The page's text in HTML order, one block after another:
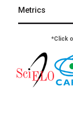
Metrics
*Click